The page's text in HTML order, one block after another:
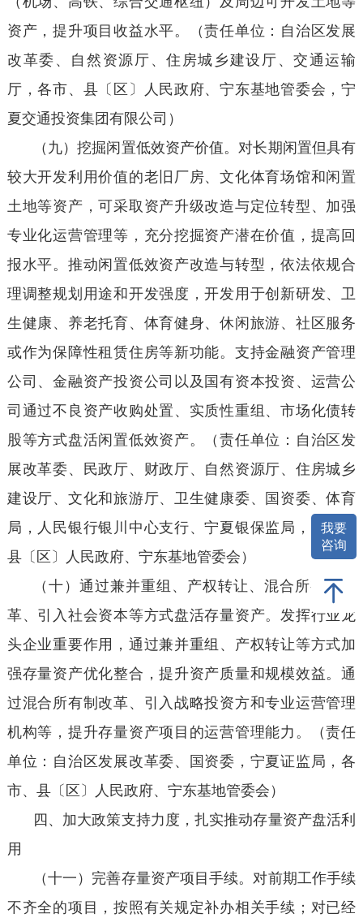
资产，提升项目收益水平。（责任单位：自治区发展
改革委、自然资源厅、住房城乡建设厅、交通运输
厅，各市、县〔区〕人民政府、宁东基地管委会，宁
夏交通投资集团有限公司）
（九）挖掘闲置低效资产价值。对长期闲置但具有
较大开发利用价值的老旧厂房、文化体育场馆和闲置
土地等资产，可采取资产升级改造与定位转型、加强
专业化运营管理等，充分挖掘资产潜在价值，提高回
报水平。推动闲置低效资产改造与转型，依法依规合
理调整规划用途和开发强度，开发用于创新研发、卫
生健康、养老托育、体育健身、休闲旅游、社区服务
或作为保障性租赁住房等新功能。支持金融资产管理
公司、金融资产投资公司以及国有资本投资、运营公
司通过不良资产收购处置、实质性重组、市场化债转
股等方式盘活闲置低效资产。（责任单位：自治区发
展改革委、民政厅、财政厅、自然资源厅、住房城乡
建设厅、文化和旅游厅、卫生健康委、国资委、体育
局，人民银行银川中心支行、宁夏银保监局，各市、
县〔区〕人民政府、宁东基地管委会）
（十）通过兼并重组、产权转让、混合所有制改
革、引入社会资本等方式盘活存量资产。发挥行业龙
头企业重要作用，通过兼并重组、产权转让等方式加
强存量资产优化整合，提升资产质量和规模效益。通
过混合所有制改革、引入战略投资方和专业运营管理
机构等，提升存量资产项目的运营管理能力。（责任
单位：自治区发展改革委、国资委，宁夏证监局，各
市、县〔区〕人民政府、宁东基地管委会）
四、加大政策支持力度，扎实推动存量资产盘活利
用
（十一）完善存量资产项目手续。对前期工作手续
不齐全的项目，按照有关规定补办相关手续；对已经
我要
咨询